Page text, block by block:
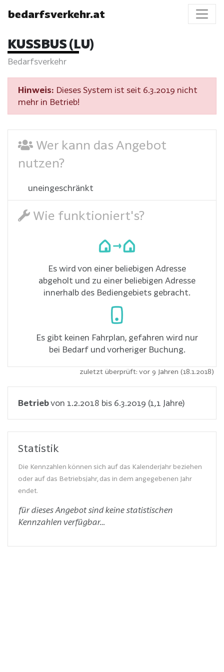
bedarfsverkehr.at
KUSSBUS (LU)
Bedarfsverkehr
Hinweis: Dieses System ist seit 6.3.2019 nicht
mehr in Betrieb!
Wer kann das Angebot
nutzen?
uneingeschränkt
Wie funktioniert's?
Es wird von einer beliebigen Adresse
abgeholt und zu einer beliebigen Adresse
innerhalb des Bediengebiets gebracht.
Es gibt keinen Fahrplan, gefahren wird nur
bei Bedarf und vorheriger Buchung.
zuletzt überprüft: vor 9 Jahren (18.1.2018)
Betriebvon 1.2.2018 bis 6.3.2019 (1,1 Jahre)
Statistik
Die Kennzahlen können sich auf das Kalenderjahr beziehen
oder auf das Betriebsjahr, das in dem angegebenen Jahr
endet.
für dieses Angebot sind keine statistischen
Kennzahlen verfügbar…